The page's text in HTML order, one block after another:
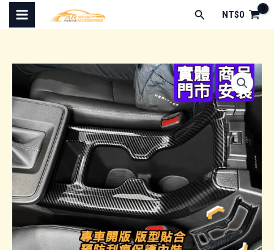
搜
尋
NT$0